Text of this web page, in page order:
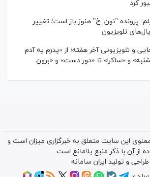
کرد
پرونده "نون. خ" هنوز باز است/ تغییر
تلویزیون
و تلویزیونی آخر هفته؛ از «پدرم یه آدم
و «ساکرا» تا «دور دست» و «برون
این سایت متعلق به خبرگزاری میزان است و
از آن با ذکر منبع بلامانع است.
طراحی و تولید ایران سامانه